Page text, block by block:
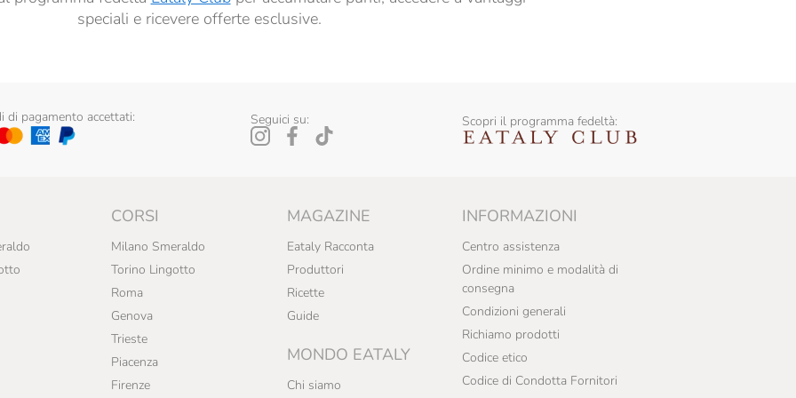
speciali e ricevere offerte esclusive.
di pagamento accettati: Seguici su: Scopri il programma fedeltà:
CORSI
Milano Smeraldo
Torino Lingotto
Roma
Genova
Trieste
Piacenza
Firenze
MAGAZINE
Eataly Racconta
Produttori
Ricette
Guide
MONDO EATALY
Chi siamo
INFORMAZIONI
Centro assistenza
Ordine minimo e modalità di
consegna
Condizioni generali
Richiamo prodotti
Codice etico
Codice di Condotta Fornitori